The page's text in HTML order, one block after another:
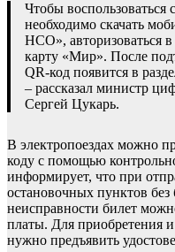
Чтобы воспользоваться
необходимо скачать
НСО», авторизоваться в
карту «Мир». После
QR-код появится в
– рассказал министр
Сергей Цукарь.
В электропоездах можно
коду с помощью
информирует, что при
остановочных пунктов
неисправности билет
платы. Для приобретения
нужно предъявить